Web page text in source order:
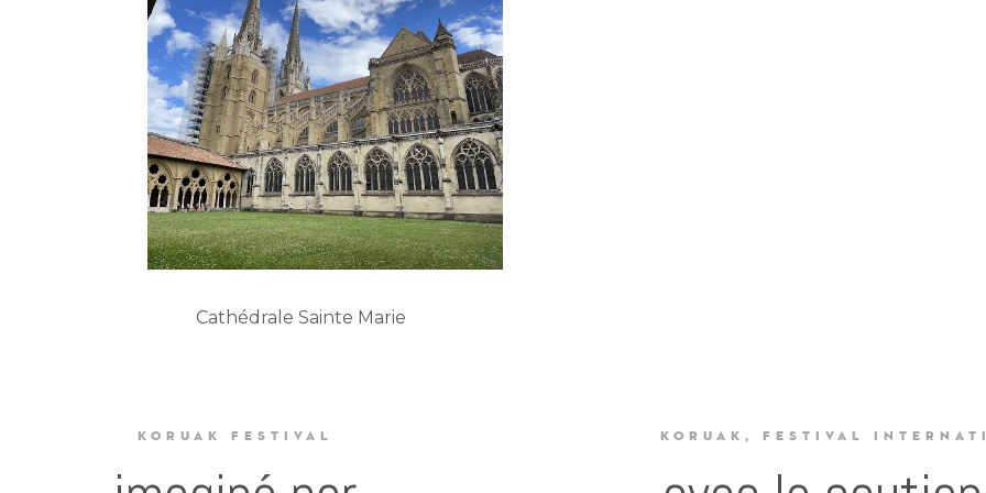
Cathédrale Sainte Marie
KORUAK FESTIVAL KORUAK, FESTIVAL